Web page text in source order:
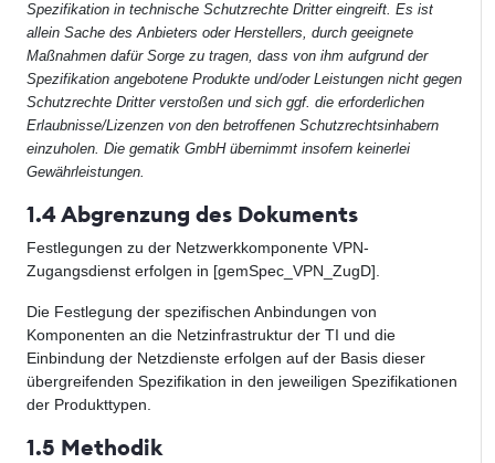
Spezifikation in technische Schutzrechte Dritter eingreift. Es ist
allein Sache des Anbieters oder Herstellers, durch geeignete
Maßnahmen dafür Sorge zu tragen, dass von ihm aufgrund der
Spezifikation angebotene Produkte und/oder Leistungen nicht gegen
Schutzrechte Dritter verstoßen und sich ggf. die erforderlichen
Erlaubnisse/Lizenzen von den betroffenen Schutzrechtsinhabern
einzuholen. Die gematik GmbH übernimmt insofern keinerlei
Gewährleistungen.
1.4 Abgrenzung des Dokuments
Festlegungen zu der Netzwerkkomponente VPN-
Zugangsdienst erfolgen in [gemSpec_VPN_ZugD].
Die Festlegung der spezifischen Anbindungen von
Komponenten an die Netzinfrastruktur der TI und die
Einbindung der Netzdienste erfolgen auf der Basis dieser
übergreifenden Spezifikation in den jeweiligen Spezifikationen
der Produkttypen.
1.5 Methodik